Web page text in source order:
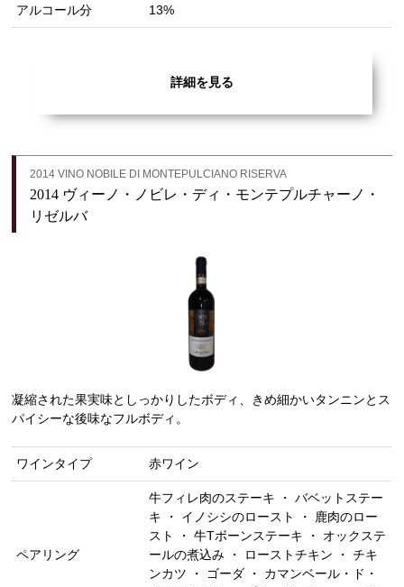
アルコール分 13%
詳細を見る
2014 VINO NOBILE DI MONTEPULCIANO RISERVA
2014 ヴィーノ・ノビレ・ディ・モンテプルチャーノ・
リゼルバ
凝縮された果実味としっかりしたボディ、きめ細かいタンニンとス
パイシーな後味なフルボディ。
ワインタイプ 赤ワイン
ペアリング
牛フィレ肉のステーキ ・ バベットステー
キ ・ イノシシのロースト ・ 鹿肉のロー
スト ・ 牛Tボーンステーキ ・ オックステ
ールの煮込み ・ ローストチキン ・ チキ
ンカツ ・ ゴーダ ・ カマンベール・ド・